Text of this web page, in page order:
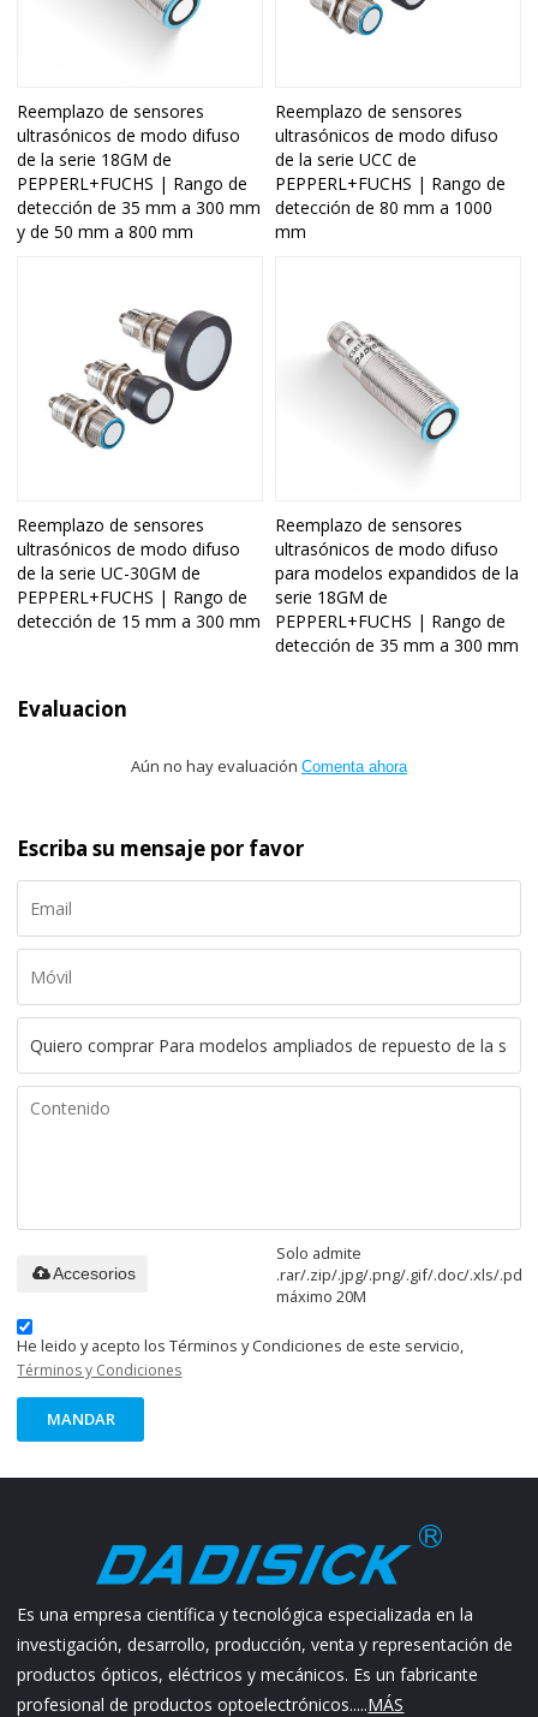
Reemplazo de sensores
ultrasónicos de modo difuso
de la serie 18GM de
PEPPERL+FUCHS | Rango de
detección de 35 mm a 300 mm
y de 50 mm a 800 mm
Reemplazo de sensores
ultrasónicos de modo difuso
de la serie UCC de
PEPPERL+FUCHS | Rango de
detección de 80 mm a 1000
mm
Reemplazo de sensores
ultrasónicos de modo difuso
de la serie UC-30GM de
PEPPERL+FUCHS | Rango de
detección de 15 mm a 300 mm
Reemplazo de sensores
ultrasónicos de modo difuso
para modelos expandidos de la
serie 18GM de
PEPPERL+FUCHS | Rango de
detección de 35 mm a 300 mm
Evaluacion
Aún no hay evaluación Comenta ahora
Escriba su mensaje por favor
Solo admite
.rar/.zip/.jpg/.png/.gif/.doc/.xls/.pdf,
máximo 20M
Accesorios
He leido y acepto los Términos y Condiciones de este servicio,
Términos y Condiciones
MANDAR
Es una empresa científica y tecnológica especializada en la
investigación, desarrollo, producción, venta y representación de
productos ópticos, eléctricos y mecánicos. Es un fabricante
profesional de productos optoelectrónicos.....MÁS